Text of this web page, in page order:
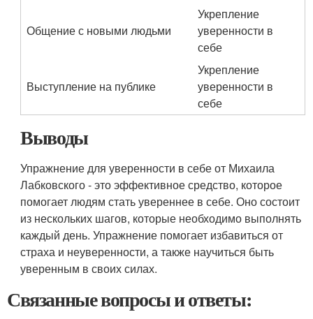
Общение с новыми людьми
Укрепление
уверенности в
себе
Выступление на публике
Укрепление
уверенности в
себе
Выводы
Упражнение для уверенности в себе от Михаила
Лабковского - это эффективное средство, которое
помогает людям стать увереннее в себе. Оно состоит
из нескольких шагов, которые необходимо выполнять
каждый день. Упражнение помогает избавиться от
страха и неуверенности, а также научиться быть
уверенным в своих силах.
Связанные вопросы и ответы: